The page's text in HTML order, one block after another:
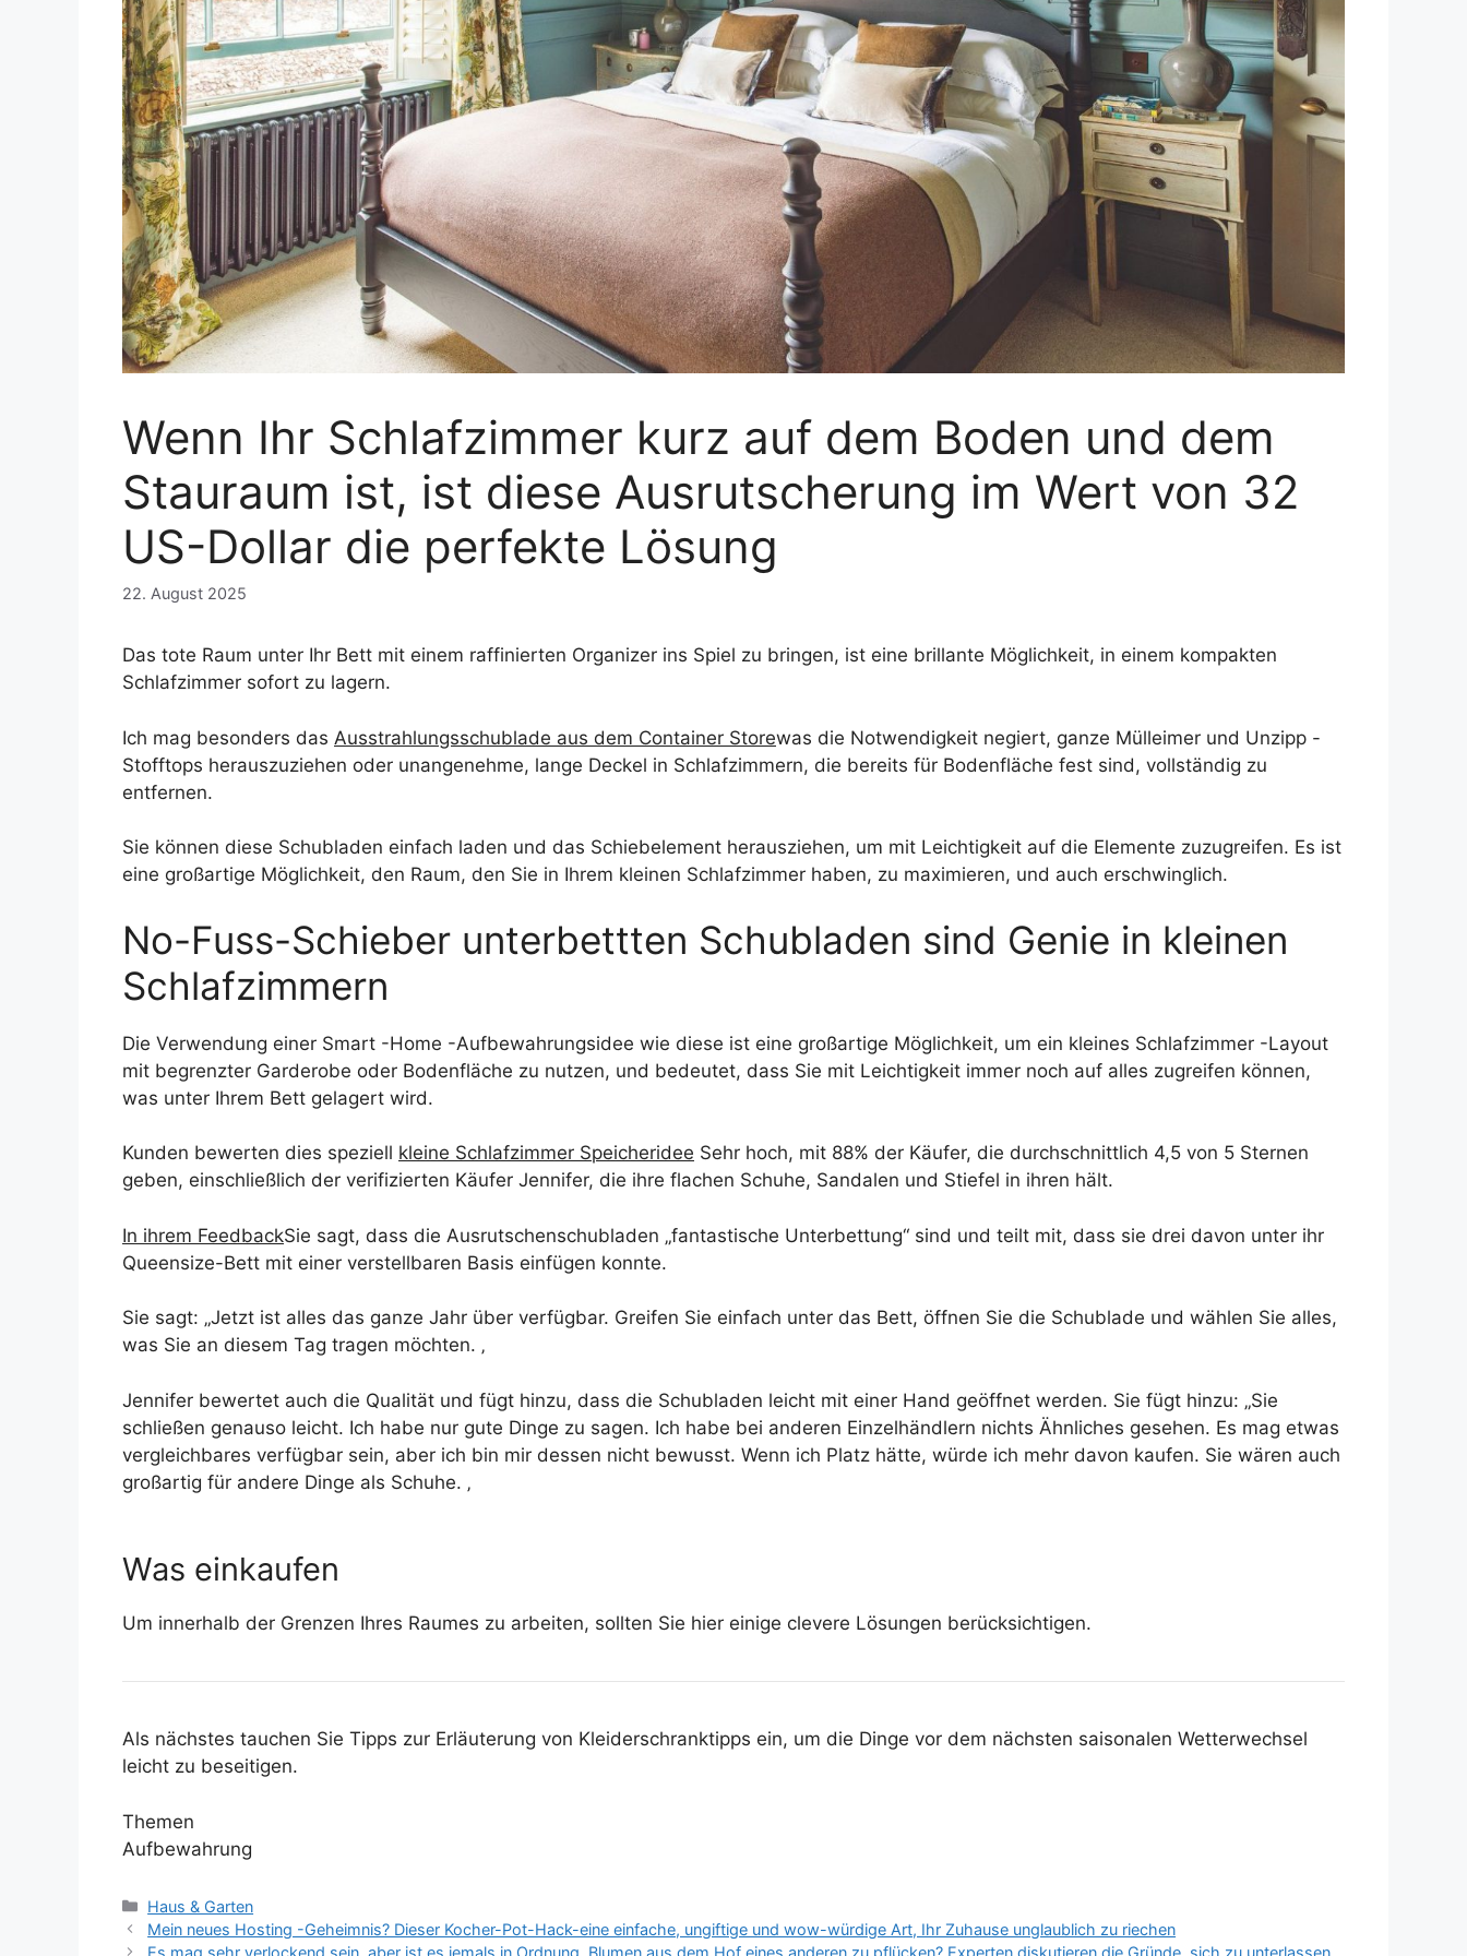
Wenn Ihr Schlafzimmer kurz auf dem Boden und dem
Stauraum ist, ist diese Ausrutscherung im Wert von 32
US-Dollar die perfekte Lösung
22. August 2025
Das tote Raum unter Ihr Bett mit einem raffinierten Organizer ins Spiel zu bringen, ist eine brillante Möglichkeit, in einem kompakten
Schlafzimmer sofort zu lagern.
Ich mag besonders das Ausstrahlungsschublade aus dem Container Storewas die Notwendigkeit negiert, ganze Mülleimer und Unzipp -
Stofftops herauszuziehen oder unangenehme, lange Deckel in Schlafzimmern, die bereits für Bodenfläche fest sind, vollständig zu
entfernen.
Sie können diese Schubladen einfach laden und das Schiebelement herausziehen, um mit Leichtigkeit auf die Elemente zuzugreifen. Es ist
eine großartige Möglichkeit, den Raum, den Sie in Ihrem kleinen Schlafzimmer haben, zu maximieren, und auch erschwinglich.
No-Fuss-Schieber unterbettten Schubladen sind Genie in kleinen
Schlafzimmern
Die Verwendung einer Smart -Home -Aufbewahrungsidee wie diese ist eine großartige Möglichkeit, um ein kleines Schlafzimmer -Layout
mit begrenzter Garderobe oder Bodenfläche zu nutzen, und bedeutet, dass Sie mit Leichtigkeit immer noch auf alles zugreifen können,
was unter Ihrem Bett gelagert wird.
Kunden bewerten dies speziell kleine Schlafzimmer Speicheridee Sehr hoch, mit 88% der Käufer, die durchschnittlich 4,5 von 5 Sternen
geben, einschließlich der verifizierten Käufer Jennifer, die ihre flachen Schuhe, Sandalen und Stiefel in ihren hält.
In ihrem FeedbackSie sagt, dass die Ausrutschenschubladen „fantastische Unterbettung“ sind und teilt mit, dass sie drei davon unter ihr
Queensize-Bett mit einer verstellbaren Basis einfügen konnte.
Sie sagt: „Jetzt ist alles das ganze Jahr über verfügbar. Greifen Sie einfach unter das Bett, öffnen Sie die Schublade und wählen Sie alles,
was Sie an diesem Tag tragen möchten. ‚
Jennifer bewertet auch die Qualität und fügt hinzu, dass die Schubladen leicht mit einer Hand geöffnet werden. Sie fügt hinzu: „Sie
schließen genauso leicht. Ich habe nur gute Dinge zu sagen. Ich habe bei anderen Einzelhändlern nichts Ähnliches gesehen. Es mag etwas
vergleichbares verfügbar sein, aber ich bin mir dessen nicht bewusst. Wenn ich Platz hätte, würde ich mehr davon kaufen. Sie wären auch
großartig für andere Dinge als Schuhe. ‚
Was einkaufen
Um innerhalb der Grenzen Ihres Raumes zu arbeiten, sollten Sie hier einige clevere Lösungen berücksichtigen.
Als nächstes tauchen Sie Tipps zur Erläuterung von Kleiderschranktipps ein, um die Dinge vor dem nächsten saisonalen Wetterwechsel
leicht zu beseitigen.
Themen
Aufbewahrung
Kategorien
Haus & Garten
Mein neues Hosting -Geheimnis? Dieser Kocher-Pot-Hack-eine einfache, ungiftige und wow-würdige Art, Ihr Zuhause unglaublich zu riechen
Es mag sehr verlockend sein, aber ist es jemals in Ordnung, Blumen aus dem Hof ​​eines anderen zu pflücken? Experten diskutieren die Gründe, sich zu unterlassen